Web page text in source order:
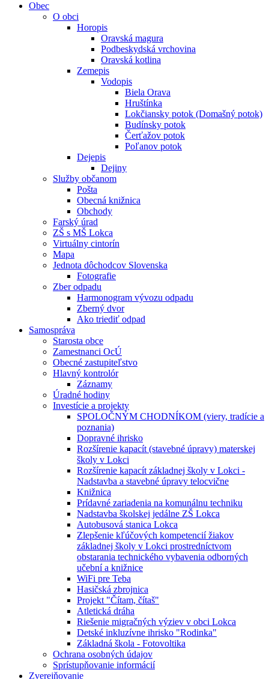
Obec
O obci
Horopis
Oravská magura
Podbeskydská vrchovina
Oravská kotlina
Zemepis
Vodopis
Biela Orava
Hruštínka
Lokčiansky potok (Domašný potok)
Budínsky potok
Čerťažov potok
Poľanov potok
Dejepis
Dejiny
Služby občanom
Pošta
Obecná knižnica
Obchody
Farský úrad
ZŠ s MŠ Lokca
Virtuálny cintorín
Mapa
Jednota dôchodcov Slovenska
Fotografie
Zber odpadu
Harmonogram vývozu odpadu
Zberný dvor
Ako triediť odpad
Samospráva
Starosta obce
Zamestnanci OcÚ
Obecné zastupiteľstvo
Hlavný kontrolór
Záznamy
Úradné hodiny
Investície a projekty
SPOLOČNÝM CHODNÍKOM (viery, tradície a
poznania)
Dopravné ihrisko
Rozšírenie kapacít (stavebné úpravy) materskej
školy v Lokci
Rozšírenie kapacít základnej školy v Lokci -
Nadstavba a stavebné úpravy telocvične
Knižnica
Prídavné zariadenia na komunálnu techniku
Nadstavba školskej jedálne ZŠ Lokca
Autobusová stanica Lokca
Zlepšenie kľúčových kompetencií žiakov
základnej školy v Lokci prostredníctvom
obstarania technického vybavenia odborných
učební a knižnice
WiFi pre Teba
Hasičská zbrojnica
Projekt "Čítam, čítaš"
Atletická dráha
Riešenie migračných výziev v obci Lokca
Detské inkluzívne ihrisko "Rodinka"
Základná škola - Fotovoltika
Ochrana osobných údajov
Sprístupňovanie informácií
Zverejňovanie